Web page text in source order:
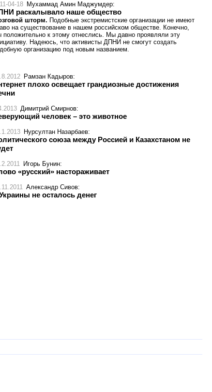
04-18 Мухаммад Амин Маджумдер:
раскалывало наше общество
шторм. Подобные экстремистские организации не имеют
на существование в нашем российском обществе. Конечно,
положительно к этому отнеслись. Мы давно проявляли эту
Надеюсь, что активисты ДПНИ не смогут создать
организацию под новым названием.
Рамзан Кадыров:
плохо освещает грандиозные достижения
Димитрий Смирнов:
человек – это животное
Нурсултан Назарбаев:
союза между Россией и Казахстаном не
Игорь Бунин:
«русский» настораживает
Александр Сивов:
не осталось денег